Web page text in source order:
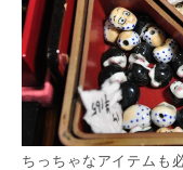
ちっちゃなアイテムも